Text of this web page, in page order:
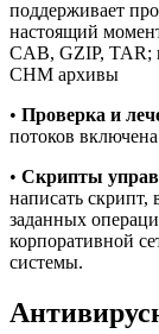
поддерживает
настоящий
CAB, GZIP, TAR;
CHM архивы
• Проверка и
потоков
• Скрипты
написать
заданных
корпоративной
системы.